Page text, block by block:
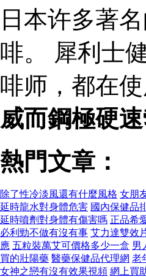
日本许多著
啡。 犀利士
啡师，都在
威而鋼極硬
熱門文章：
除了性冷淡風還有什麼風格 女朋
延時龍水對身體危害 國內保健品
延時噴劑對身體有傷害嗎 正品希
必利勁不做有沒有事 艾力達雙效
應 五粒裝萬艾可價格多少一盒 男
買的壯陽藥 醫藥保健品代理網 老
女神之戀有沒有效果視頻 網上買